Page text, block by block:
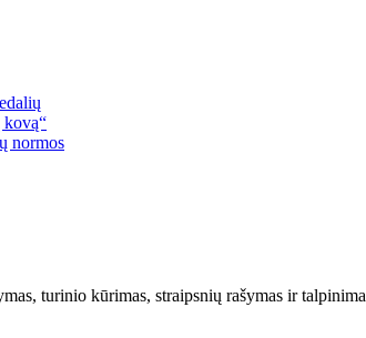
normos
kūrimas, straipsnių rašymas ir